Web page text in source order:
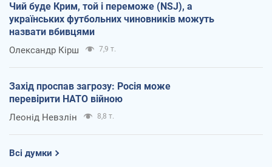
Чий буде Крим, той і переможе (NSJ), а
українських футбольних чиновників можуть
назвати вбивцями
Олександр Кірш 7,9 т.
Захід проспав загрозу: Росія може
перевірити НАТО війною
Леонід Невзлін 8,8 т.
Всі думки